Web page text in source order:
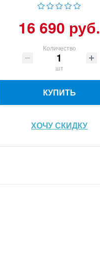
16 690 руб.
Количество
шт
КУПИТЬ
ХОЧУ СКИДКУ